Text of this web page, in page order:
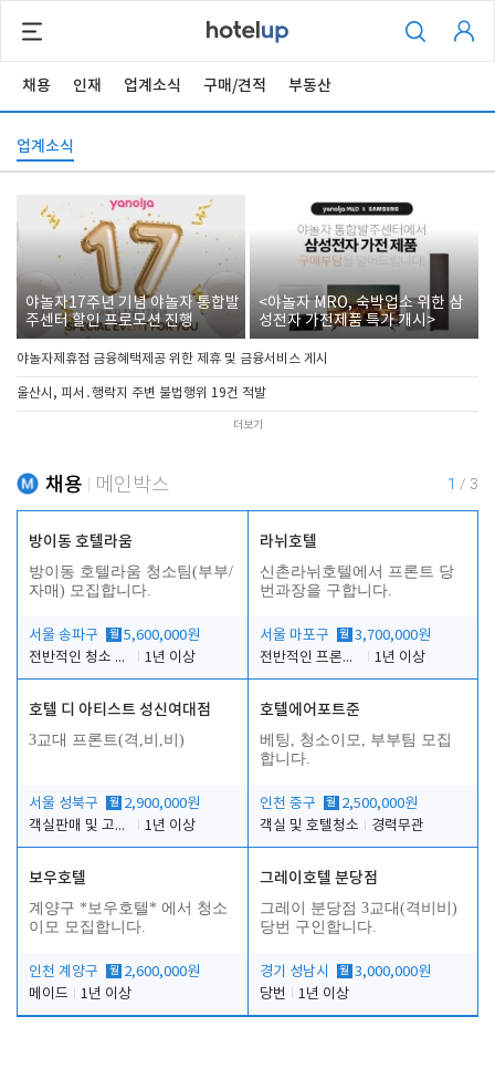
채용 인재 업계소식 구매/견적 부동산
업계소식
야놀자17주년 기념 야놀자 통합발
주센터 할인 프로모션 진행
<야놀자 MRO, 숙박업소 위한 삼
성전자 가전제품 특가 개시>
야놀자제휴점 금융혜택제공 위한 제휴 및 금융서비스 게시
울산시, 피서․행락지 주변 불법행위 19건 적발
더보기
채용 메인박스 1 / 3
방이동 호텔라움
방이동 호텔라움 청소팀(부부/
자매) 모집합니다.
서울 송파구 월 5,600,000원
전반적인 청소 업무(객실청소.객실정리)
1년 이상
라뉘호텔
신촌라뉘호텔에서 프론트 당
번과장을 구합니다.
서울 마포구 월 3,700,000원
전반적인 프론트 당번업무
1년 이상
호텔 디 아티스트 성신여대점
3교대 프론트(격,비,비)
서울 성북구 월 2,900,000원
객실판매 및 고객응대
1년 이상
호텔에어포트준
베팅, 청소이모, 부부팀 모집
합니다.
인천 중구 월 2,500,000원
객실 및 호텔청소
경력무관
보우호텔
계양구 *보우호텔* 에서 청소
이모 모집합니다.
인천 계양구 월 2,600,000원
메이드
1년 이상
그레이호텔 분당점
그레이 분당점 3교대(격비비)
당번 구인합니다.
경기 성남시 월 3,000,000원
당번
1년 이상